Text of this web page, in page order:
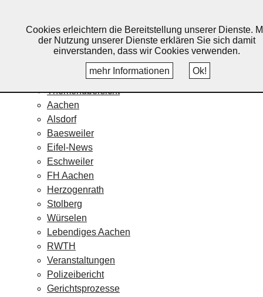
Home
Veranstaltungskalender
Themenübersicht
Aachen
Alsdorf
Baesweiler
Eifel-News
Eschweiler
FH Aachen
Herzogenrath
Stolberg
Würselen
Lebendiges Aachen
RWTH
Veranstaltungen
Polizeibericht
Gerichtsprozesse
Cookies erleichtern die Bereitstellung unserer Dienste.
der Nutzung unserer Dienste erklären Sie sich damit
einverstanden, dass wir Cookies verwenden.
mehr Informationen
Ok!